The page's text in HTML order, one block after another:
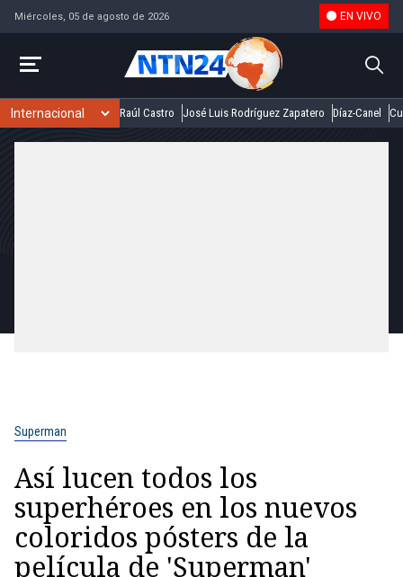
Miércoles, 05 de agosto de 2026 EN VIVO
Raúl Castro José Luis Rodríguez Zapatero Díaz-Canel
Superman
Así lucen todos los
superhéroes en los nuevos
coloridos pósters de la
película de 'Superman'